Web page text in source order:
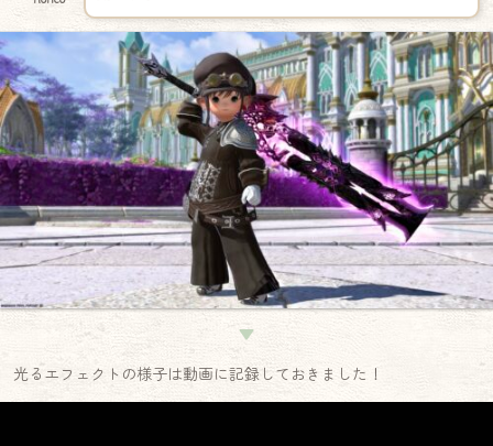
▼
光るエフェクトの様子は動画に記録しておきました！